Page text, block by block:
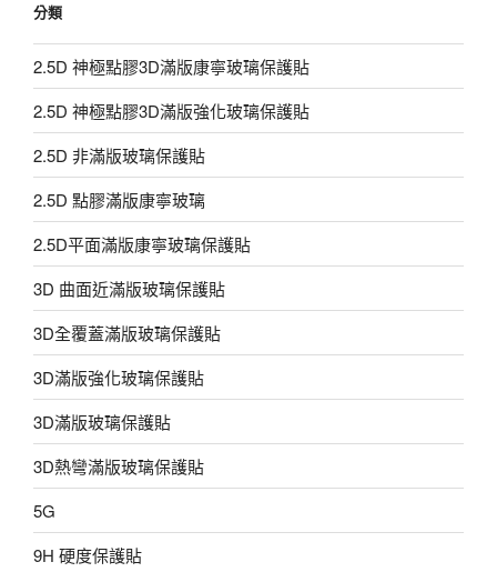
分類
2.5D 神極點膠3D滿版康寧玻璃保護貼
2.5D 神極點膠3D滿版強化玻璃保護貼
2.5D 非滿版玻璃保護貼
2.5D 點膠滿版康寧玻璃
2.5D平面滿版康寧玻璃保護貼
3D 曲面近滿版玻璃保護貼
3D全覆蓋滿版玻璃保護貼
3D滿版強化玻璃保護貼
3D滿版玻璃保護貼
3D熱彎滿版玻璃保護貼
5G
9H 硬度保護貼